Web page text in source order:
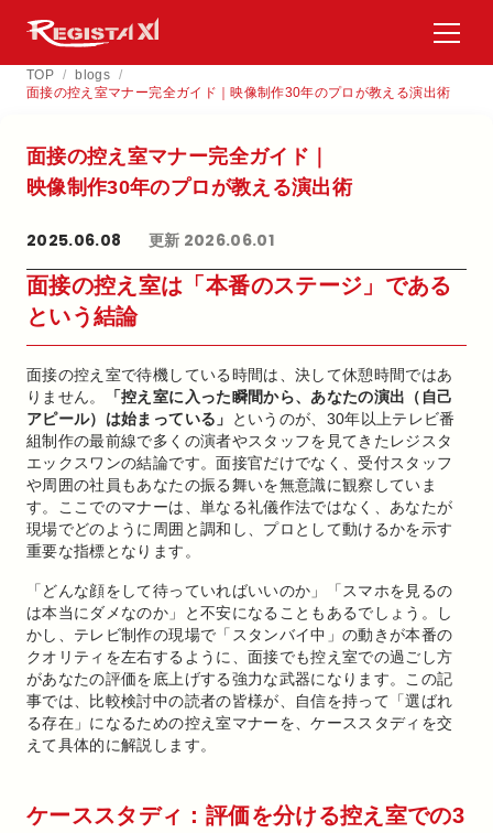
TOP / blogs /
面接の控え室マナー完全ガイド｜映像制作30年のプロが教える演出術
面接の​控え室マナー完全ガイド｜
映像制作30年の​プロが​教える​演出術
2025.06.08 更新 2026.06.01
面接の控え室は「本番のステージ」である
という結論
面接の控え室で待機している時間は、決して休憩時間ではあ
りません。
「控え室に入った瞬間から、あなたの演出（自己
アピール）は始まっている」
というのが、30年以上テレビ番
組制作の最前線で多くの演者やスタッフを見てきたレジスタ
エックスワンの結論です。面接官だけでなく、受付スタッフ
や周囲の社員もあなたの振る舞いを無意識に観察していま
す。ここでのマナーは、単なる礼儀作法ではなく、あなたが
現場でどのように周囲と調和し、プロとして動けるかを示す
重要な指標となります。
「どんな顔をして待っていればいいのか」「スマホを見るの
は本当にダメなのか」と不安になることもあるでしょう。し
かし、テレビ制作の現場で「スタンバイ中」の動きが本番の
クオリティを左右するように、面接でも控え室での過ごし方
があなたの評価を底上げする強力な武器になります。この記
事では、比較検討中の読者の皆様が、自信を持って「選ばれ
る存在」になるための控え室マナーを、ケーススタディを交
えて具体的に解説します。
ケーススタディ：評価を分ける控え室での3